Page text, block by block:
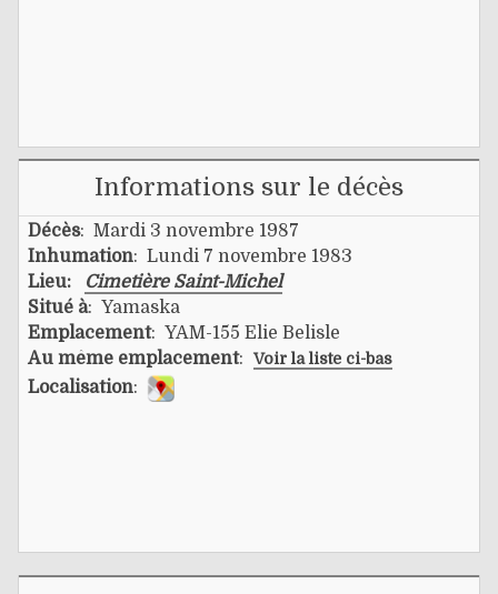
Informations sur le décès
Décès: Mardi 3 novembre 1987
Inhumation: Lundi 7 novembre 1983
Lieu:
Cimetière Saint-Michel
Situé à: Yamaska
Emplacement: YAM-155 Elie Belisle
Au même emplacement: Voir la liste ci-bas
Localisation: